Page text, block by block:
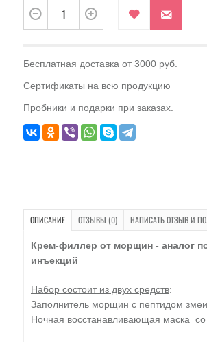
Бесплатная доставка от 3000 руб.
Сертификаты на всю продукцию
Пробники и подарки при заказах.
ОПИСАНИЕ ОТЗЫВЫ (0) НАПИСАТЬ ОТЗЫВ И
Крем-филлер от морщин - аналог
инъекций
Набор состоит из двух средств:
Заполнитель морщин с пептидом
Ночная восстанавливающая маска